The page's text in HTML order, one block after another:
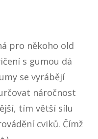
pro někoho old
s gumou dá
se vyrábějí
náročnost
tím větší sílu
cviků. Čímž